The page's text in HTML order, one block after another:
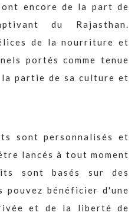
encore de la part de
du Rajasthan.
de la nourriture et
portés comme tenue
partie de sa culture et
sont personnalisés et
lancés à tout moment
sont basés sur des
pouvez bénéficier d'une
et de la liberté de